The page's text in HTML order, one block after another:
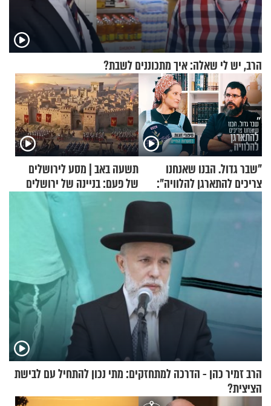
הרב, יש לי שאלה: איך מתכוננים לשבת?
"שבר גדול. הבנו שאנחנו
צריכים להתארגן להלוויה":
זוגיות במבחן, הפעם עם מרים
תשעה באב | מסע לירושלים
של פעם: בניינה של ירושלים
הרב זמיר כהן - הדרכה למתחזקים: מתי נכון להתחיל עם לבישת
הציצית?